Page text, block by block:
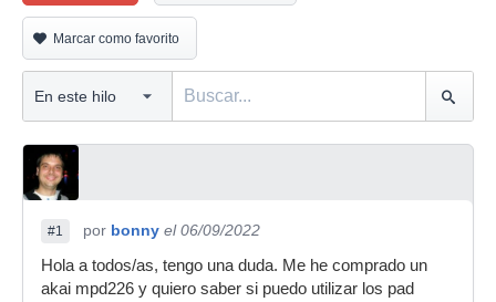
Marcar como favorito
#1 por bonny el 06/09/2022
Hola a todos/as, tengo una duda. Me he comprado un
akai mpd226 y quiero saber si puedo utilizar los pad